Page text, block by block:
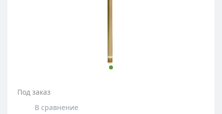
Под заказ
В сравнение